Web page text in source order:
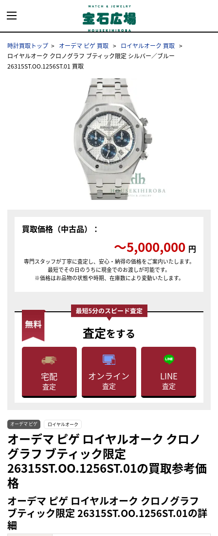
時計買取トップ オーデマ ピゲ 買取
ロイヤルオーク 買取
ロイヤルオーク クロノグラフ ブティック限定 シルバー／ブルー
26315ST.OO.1256ST.01 買取
買取価格（中古品）：
〜5,000,000 円
専門スタッフが丁寧に査定し、安心・納得の価格をご案内いたします。
最短でその日のうちに現金でのお渡しが可能です。
※価格はお品物の状態や時期、在庫数により変動いたします。
査定をする
宅配
査定
オンライン
査定
LINE
査定
オーデマ ピゲ ロイヤルオーク
オーデマ ピゲ ロイヤルオーク クロノ
グラフ ブティック限定
26315ST.OO.1256ST.01の買取参考価
格
オーデマ ピゲ ロイヤルオーク クロノグラフ
ブティック限定 26315ST.OO.1256ST.01の詳
細